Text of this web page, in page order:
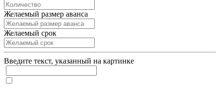
Желаемый размер аванса
Желаемый срок
Введите текcт, указанный на картинке